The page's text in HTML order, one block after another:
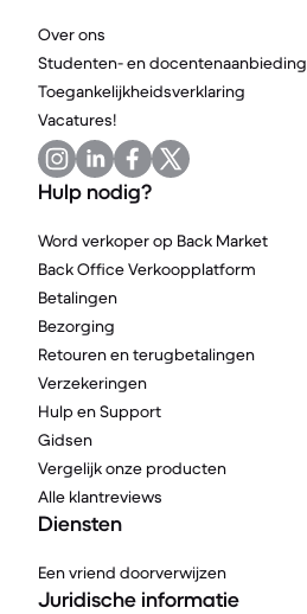
Over ons
Studenten- en docentenaanbieding
Toegankelijkheidsverklaring
Vacatures!
Hulp nodig?
Word verkoper op Back Market
Back Office Verkoopplatform
Betalingen
Bezorging
Retouren en terugbetalingen
Verzekeringen
Hulp en Support
Gidsen
Vergelijk onze producten
Alle klantreviews
Diensten
Een vriend doorverwijzen
Juridische informatie